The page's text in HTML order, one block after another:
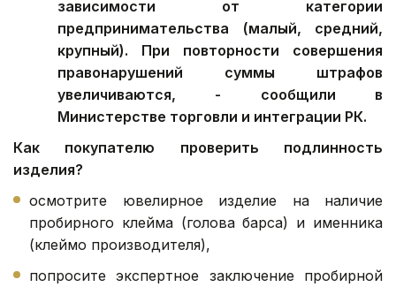
зависимости от категории
предпринимательства (малый, средний,
крупный). При повторности совершения
правонарушений суммы штрафов
увеличиваются, - сообщили в
Министерстве торговли и интеграции РК.
Как покупателю проверить подлинность
изделия?
осмотрите ювелирное изделие на наличие
пробирного клейма (голова барса) и именника
(клеймо производителя),
попросите экспертное заключение пробирной